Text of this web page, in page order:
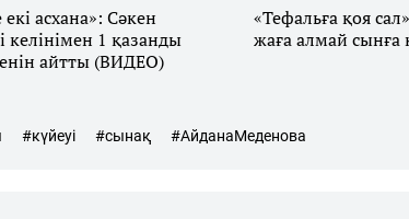
асхана»: Сәкен
келінімен 1 қазанды
айтты (ВИДЕО)
«Тефальға қоя
жаға алмай
#күйеуі #сынақ #АйданаМеденова